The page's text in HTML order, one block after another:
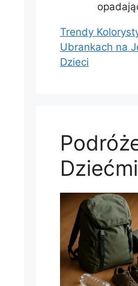
Trendy
Ubrankach na
Dzieci
Dziećmi